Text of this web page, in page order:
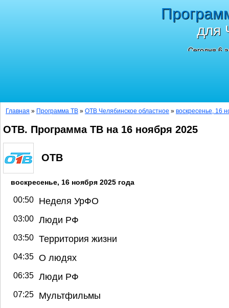
для
Сегодня 6
Главная » Программа ТВ » ОТВ Челябинское областное » воскресенье, 16
ОТВ. Программа ТВ на 16 ноября 2025
ОТВ
воскресенье, 16 ноября 2025 года
00:50 Неделя УрФО
03:00 Люди РФ
03:50 Территория жизни
04:35 О людях
06:35 Люди РФ
07:25 Мультфильмы